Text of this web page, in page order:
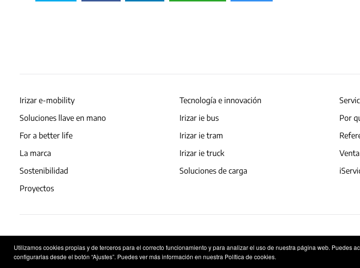
Utilizamos cookies propias y de terceros para el correcto funcionamiento y para analizar el uso de nuestra página web. Puedes
configurarlas desde el botón “Ajustes”. Puedes ver más información en nuestra Política de cookies.
Irizar e-mobility
Soluciones llave en mano
For a better life
La marca
Sostenibilidad
Proyectos
Tecnología e innovación
Irizar ie bus
Irizar ie tram
Irizar ie truck
Soluciones de carga
Por